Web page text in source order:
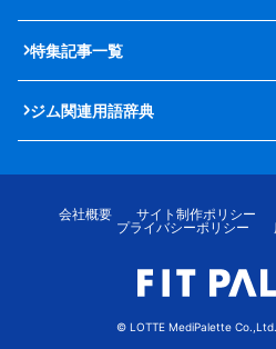
特集記事一覧
ジム関連用語辞典
会社概要 サイト制作ポリシー
プライバシーポリシー
© LOTTE MediPalette